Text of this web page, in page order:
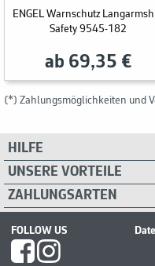
ENGEL Warnschutz
Safety 9545-182
ab 69,35 €
(*) Zahlungsmöglichkeiten und
HILFE
UNSERE VORTEILE
ZAHLUNGSARTEN
FOLLOW US